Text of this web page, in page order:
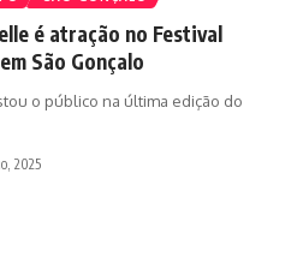
é atração no Festival
São Gonçalo
o público na última edição do
2025